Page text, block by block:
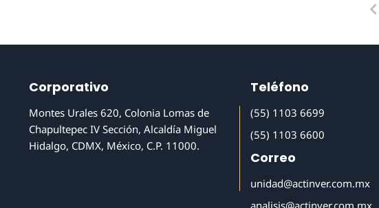
Corporativo
Montes Urales 620, Colonia Lomas de
Chapultepec IV Sección, Alcaldía Miguel
Hidalgo, CDMX, México, C.P. 11000.
Teléfono
(55) 1103 6699
(55) 1103 6600
Correo
unidad@actinver.com.mx
analisis@actinver.com.mx